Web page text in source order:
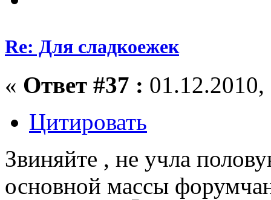
Re: Для сладкоежек
« Ответ #37 :
Цитировать
Звиняйте , не учла
основной массы